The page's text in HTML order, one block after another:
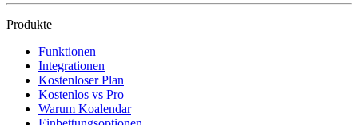
Produkte
Funktionen
Integrationen
Kostenloser Plan
Kostenlos vs Pro
Warum Koalendar